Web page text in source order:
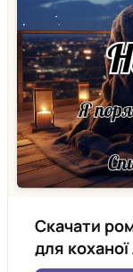
Скачати
для